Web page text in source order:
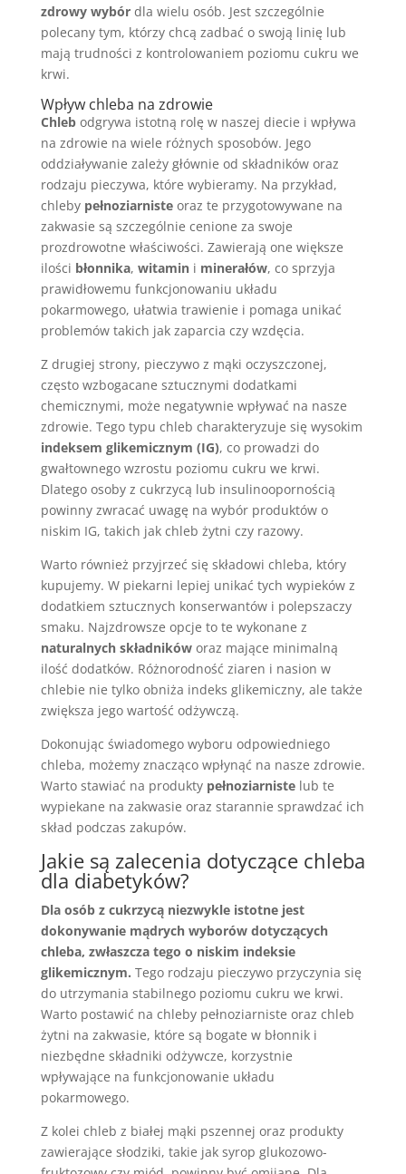
zdrowy wybórdla wielu osób. Jest szczególnie
polecany tym, którzy chcą zadbać o swoją linię lub
mają trudności z kontrolowaniem poziomu cukru we
krwi.
Wpływ chleba na zdrowie
Chlebodgrywa istotną rolę w naszej diecie i wpływa
na zdrowie na wiele różnych sposobów. Jego
oddziaływanie zależy głównie od składników oraz
rodzaju pieczywa, które wybieramy. Na przykład,
chleby pełnoziarnisteoraz te przygotowywane na
zakwasie są szczególnie cenione za swoje
prozdrowotne właściwości. Zawierają one większe
ilości błonnika, witamini minerałów, co sprzyja
prawidłowemu funkcjonowaniu układu
pokarmowego, ułatwia trawienie i pomaga unikać
problemów takich jak zaparcia czy wzdęcia.
Z drugiej strony, pieczywo z mąki oczyszczonej,
często wzbogacane sztucznymi dodatkami
chemicznymi, może negatywnie wpływać na nasze
zdrowie. Tego typu chleb charakteryzuje się wysokim
indeksem glikemicznym (IG), co prowadzi do
gwałtownego wzrostu poziomu cukru we krwi.
Dlatego osoby z cukrzycą lub insulinoopornością
powinny zwracać uwagę na wybór produktów o
niskim IG, takich jak chleb żytni czy razowy.
Warto również przyjrzeć się składowi chleba, który
kupujemy. W piekarni lepiej unikać tych wypieków z
dodatkiem sztucznych konserwantów i polepszaczy
smaku. Najzdrowsze opcje to te wykonane z
naturalnych składnikóworaz mające minimalną
ilość dodatków. Różnorodność ziaren i nasion w
chlebie nie tylko obniża indeks glikemiczny, ale także
zwiększa jego wartość odżywczą.
Dokonując świadomego wyboru odpowiedniego
chleba, możemy znacząco wpłynąć na nasze zdrowie.
Warto stawiać na produkty pełnoziarnistelub te
wypiekane na zakwasie oraz starannie sprawdzać ich
skład podczas zakupów.
Jakie są zalecenia dotyczące chleba
dla diabetyków?
Dla osób z cukrzycą niezwykle istotne jest
dokonywanie mądrych wyborów dotyczących
chleba, zwłaszcza tego o niskim indeksie
glikemicznym. Tego rodzaju pieczywo przyczynia się
do utrzymania stabilnego poziomu cukru we krwi.
Warto postawić na chleby pełnoziarniste oraz chleb
żytni na zakwasie, które są bogate w błonnik i
niezbędne składniki odżywcze, korzystnie
wpływające na funkcjonowanie układu
pokarmowego.
Z kolei chleb z białej mąki pszennej oraz produkty
zawierające słodziki, takie jak syrop glukozowo-